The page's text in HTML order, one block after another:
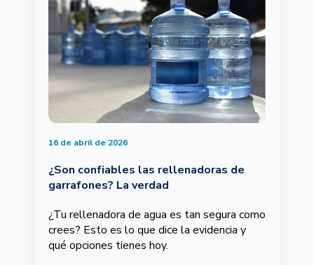
16 de abril de 2026
¿Son confiables las rellenadoras de
garrafones? La verdad
¿Tu rellenadora de agua es tan segura como
crees? Esto es lo que dice la evidencia y
qué opciones tienes hoy.